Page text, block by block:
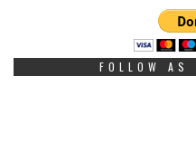
FOLLOW AS